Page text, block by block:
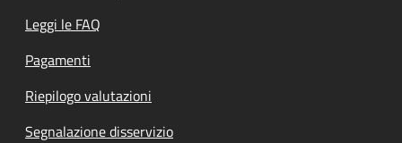
Leggi le FAQ
Pagamenti
Riepilogo valutazioni
Segnalazione disservizio